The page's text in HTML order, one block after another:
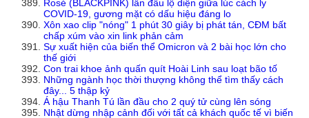
Rosé (BLACKPINK) lần đầu lộ diện giữa lúc cách ly
COVID-19, gương mặt có dấu hiệu đáng lo
Xôn xao clip "nóng" 1 phút 30 giây bị phát tán, CĐM bất
chấp xúm vào xin link phản cảm
Sự xuất hiện của biến thể Omicron và 2 bài học lớn cho
thế giới
Con trai khoe ảnh quấn quít Hoài Linh sau loạt bão tố
Những ngành học thời thượng không thể tìm thấy cách
đây... 5 thập kỷ
Á hậu Thanh Tú lần đầu cho 2 quý tử cùng lên sóng
Nhật dừng nhập cảnh đối với tất cả khách quốc tế vì biến